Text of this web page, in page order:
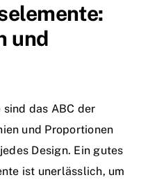
und
das ABC der
und Proportionen
Design. Ein gutes
ist unerlässlich, um